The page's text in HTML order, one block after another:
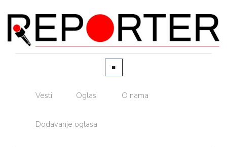
Vesti Oglasi O nama
Dodavanje oglasa